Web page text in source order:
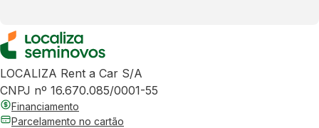
LOCALIZA Rent a Car S/A
CNPJ nº 16.670.085/0001-55
Financiamento
Parcelamento no cartão